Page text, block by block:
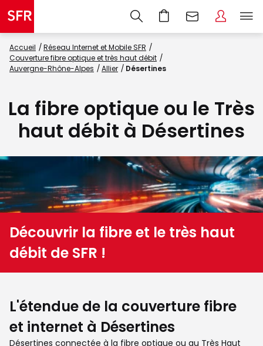
Accueil
Réseau Internet et Mobile SFR
Couverture fibre optique et très haut débit
Auvergne-Rhône-Alpes
Allier Désertines
La fibre optique ou le Très
haut débit à Désertines
Découvrir la fibre et le très haut
débit de SFR !
L'étendue de la couverture fibre
et internet à Désertines
Désertines connectée à la fibre optique ou au Très Haut